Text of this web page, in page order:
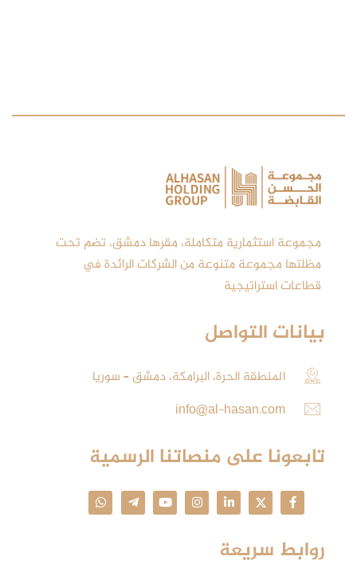
مجموعة استثمارية متكاملة، مقرها دمشق، تضم تحت
مظلتها مجموعة متنوعة من الشركات الرائدة في
قطاعات استراتيجية
بيانات التواصل
المنطقة الحرة، البرامكة، دمشق – سوريا
info@al-hasan.com
تابعونا على منصاتنا الرسمية
روابط سريعة